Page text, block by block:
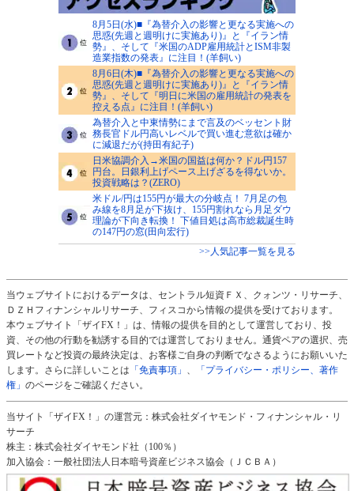
8月5日(水)■『為替介入の影響と更なる実施への
思惑(先週と週明けに実施あり)』と『イラン情
勢』、そして『米国のADP雇用統計とISM非製
造業指数の発表』に注目！(羊飼い)
8月6日(木)■『為替介入の影響と更なる実施への
思惑(先週と週明けに実施あり)』と『イラン情
勢』、そして『明日に米国の雇用統計の発表を
控える点』に注目！(羊飼い)
為替介入と中東情勢にまで言及のベッセント財
務長官ドル円高いレベルで買い進む意欲は確か
に減退だが(持田有紀子)
日米協調介入→米国の国益は何か？ドル円157
円台。日銀利上げペース上げざるを得ないか。
投資戦略は？(ZERO)
米ドル/円は155円が最大の分岐点！ 7月足の包
み線を8月足が下抜け、155円割れなら月足ダウ
理論が下向き転換！ 下値目処は高市総裁誕生時
の147円の窓(田向宏行)
>>人気記事一覧を見る
当ウェブサイトにおけるデータは、セントラル短資ＦＸ、クォンツ・リサーチ、
ＤＺＨフィナンシャルリサーチ、フィスコから情報の提供を受けております。
本ウェブサイト「ザイFX！」は、情報の提供を目的として運営しており、投
資、その他の行動を勧誘する目的では運営しておりません。通貨ペアの選択、売
買レートなど投資の最終決定は、お客様ご自身の判断でなさるようにお願いいた
します。さらに詳しいことは 「免責事項」
「プライバシー・ポリシー、著作
権」 のページをご確認ください。
当サイト「ザイFX！」の運営元：株式会社ダイヤモンド・フィナンシャル・リ
サーチ
株主：株式会社ダイヤモンド社（100％）
加入協会：一般社団法人日本暗号資産ビジネス協会（ＪＣＢＡ）